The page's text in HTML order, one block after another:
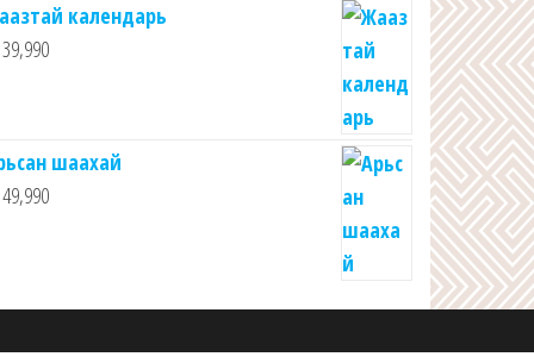
календарь
39,990
шаахай
49,990